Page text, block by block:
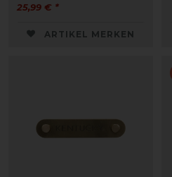
25,99 € *
ARTIKEL MERKEN